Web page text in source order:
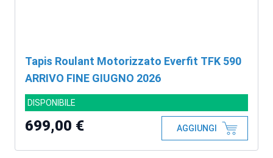
Tapis Roulant Motorizzato Everfit TFK 590
ARRIVO FINE GIUGNO 2026
DISPONIBILE
699,00 € AGGIUNGI